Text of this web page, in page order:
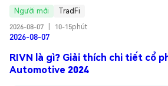
Người mới
TradFi
2026-08-07
10-15phút
2026-08-07
RIVN là gì? Giải thích chi tiết cổ
Automotive 2024